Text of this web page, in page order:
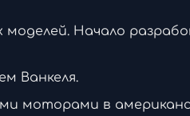
моделей. Начало
Ванкеля.
моторами в